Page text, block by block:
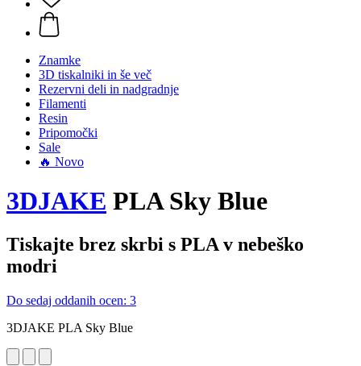
Znamke
3D tiskalniki in še več
Rezervni deli in nadgradnje
Filamenti
Resin
Pripomočki
Sale
🔥 Novo
3DJAKE PLA Sky Blue
Tiskajte brez skrbi s PLA v nebeško
modri
Do sedaj oddanih ocen: 3
3DJAKE PLA Sky Blue